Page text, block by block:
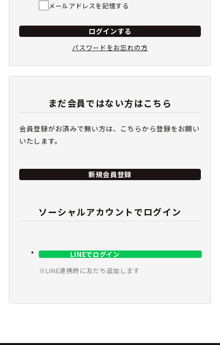
メールアドレスを記憶する
ログインする
パスワードをお忘れの方
まだ会員ではない方はこちら
会員登録がお済みで無い方は、こちらから登録をお願い
いたします。
新規会員登録
ソーシャルアカウントでログイン
LINEでログイン
※LINE連携時に友だち追加します